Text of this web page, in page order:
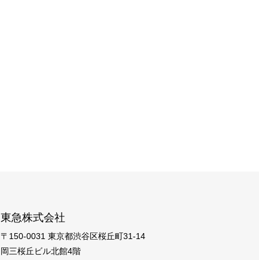
東急株式会社
〒150-0031 東京都渋谷区桜丘町31-14
岡三桜丘ビル北館4階